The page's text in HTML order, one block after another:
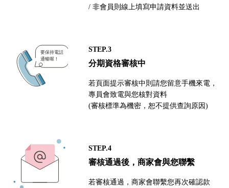
/ 非會員則線上填寫申請資料並送出
STEP.3
分期資格審核中
若頁面提示審核中則請您留意手機來電，
專員會致電與您核對資料
(審核標準為機密，恕不提供查詢原因)
STEP.4
審核通過後，商家會與您聯繫
若審核通過，商家會聯繫您再次確認款